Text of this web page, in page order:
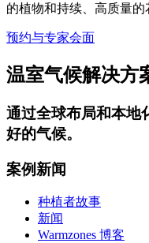
的植物和持续、高质量的
预约与专家会面
温室气候解决方
通过全球布局和本地
好的气候。
案例新闻
种植者故事
新闻
Warmzones 博客